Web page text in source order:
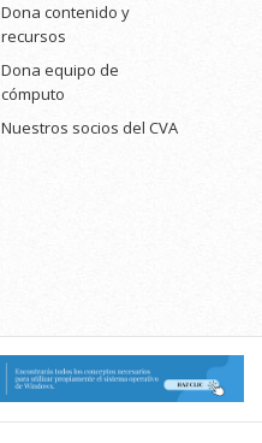
Dona contenido y
recursos
Dona equipo de
cómputo
Nuestros socios del CVA